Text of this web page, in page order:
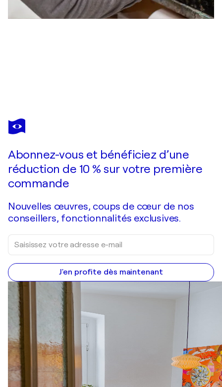
CARLOS ARRIAGA
La Gran Ría Utópica. Madrid
Abonnez-vous et bénéficiez d’une
réduction de 10 % sur votre première
commande
Nouvelles œuvres, coups de cœur de nos
conseillers, fonctionnalités exclusives.
J'en profite dès maintenant